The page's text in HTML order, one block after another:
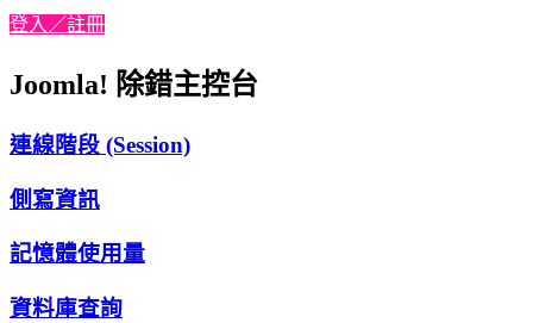
登入／註冊
Joomla! 除錯主控台
連線階段 (Session)
側寫資訊
記憶體使用量
資料庫查詢